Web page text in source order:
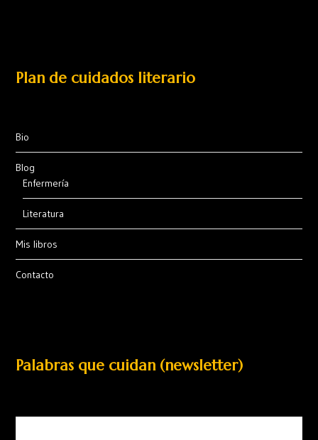
Plan de cuidados literario
Bio
Blog
Enfermería
Literatura
Mis libros
Contacto
Palabras que cuidan (newsletter)